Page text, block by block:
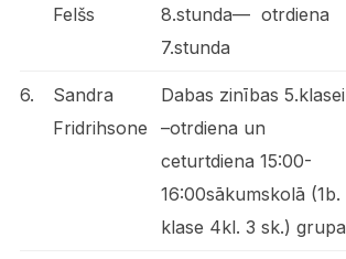
Felšs
8.stunda— otrdiena
7.stunda
6.
Sandra
Fridrihsone
Dabas zinības 5.klasei
–otrdiena un
ceturtdiena 15:00-
16:00sākumskolā (1b.
klase 4kl. 3 sk.) grupa